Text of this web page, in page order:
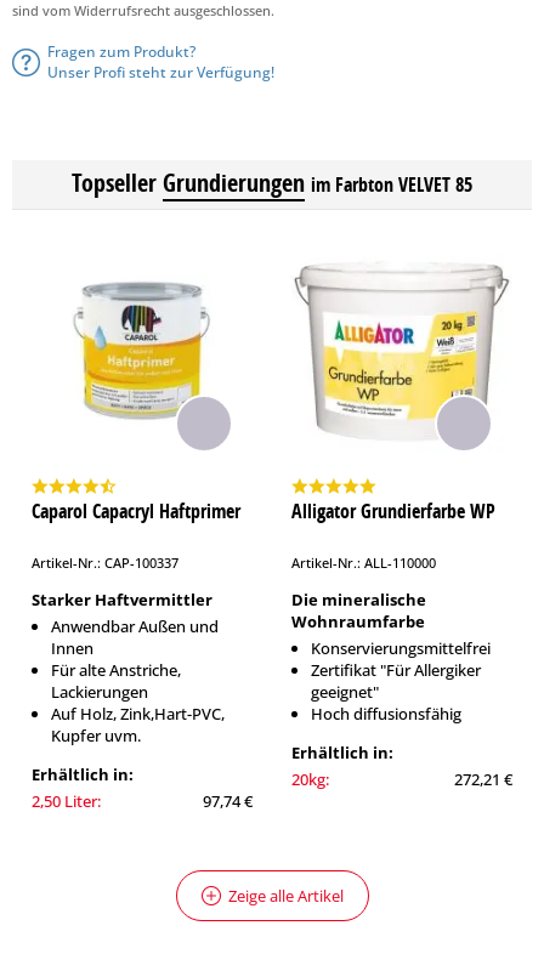
sind vom Widerrufsrecht ausgeschlossen.
Fragen zum Produkt?
Unser Profi steht zur Verfügung!
TopsellerGrundierungen im Farbton VELVET 85
Caparol Capacryl Haftprimer
Artikel-Nr.: CAP-100337
Starker Haftvermittler
Anwendbar Außen und
Innen
Für alte Anstriche,
Lackierungen
Auf Holz, Zink,Hart-PVC,
Kupfer uvm.
Erhältlich in:
2,50 Liter:
97,74 €
Alligator Grundierfarbe WP
Artikel-Nr.: ALL-110000
Die mineralische
Wohnraumfarbe
Konservierungsmittelfrei
Zertifikat "Für Allergiker
geeignet"
Hoch diffusionsfähig
Erhältlich in:
20kg:
272,21 €
Zeige alle Artikel